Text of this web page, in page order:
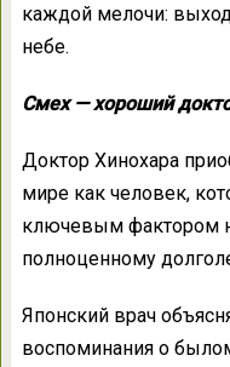
каждой мелочи:
небе.
Смех — хороший
Доктор Хинохара
мире как человек,
ключевым фактором
полноценному
Японский врач
воспоминания о